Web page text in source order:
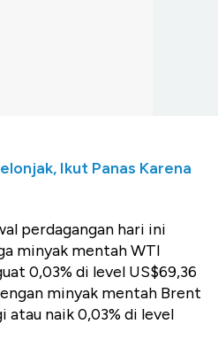
Ikut Panas Karena
perdagangan hari ini
minyak mentah WTI
0,03% di level US$69,36
minyak mentah Brent
atau naik 0,03% di level